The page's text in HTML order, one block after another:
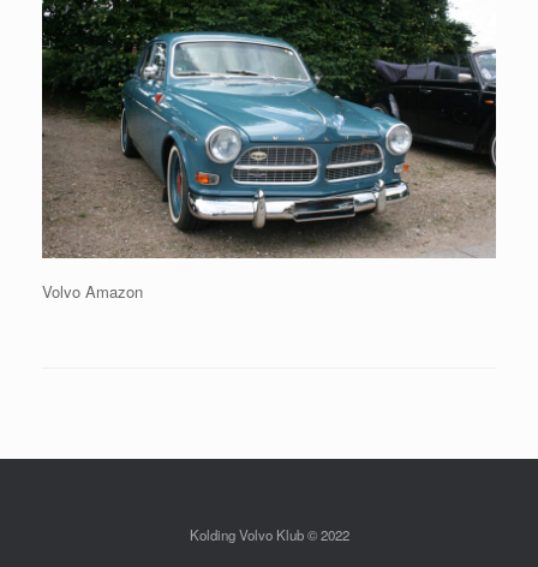
Volvo Amazon
Kolding Volvo Klub © 2022